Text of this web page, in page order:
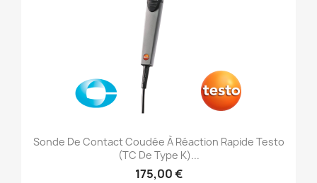
Sonde De Contact Coudée À Réaction Rapide Testo
(TC De Type K)...
175,00 €